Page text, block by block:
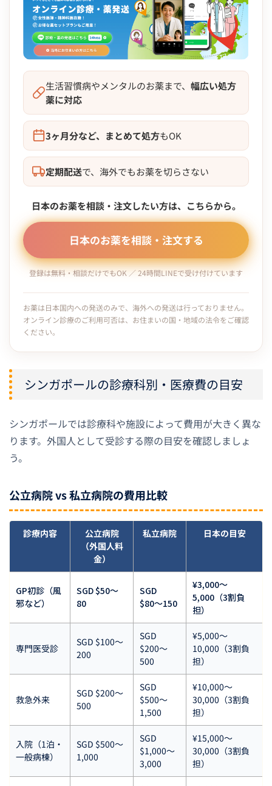
生活習慣病やメンタルのお薬まで、 幅広い処方
薬に対応
3ヶ月分など、まとめて処方もOK
定期配送で、海外でもお薬を切らさない
日本のお薬を相談・注文したい方は、こちらから。
日本のお薬を相談・注文する
登録は無料・相談だけでもOK ／ 24時間LINEで受け付けています
お薬は日本国内への発送のみで、海外への発送は行っておりません。
オンライン診療のご利用可否は、お住まいの国・地域の法令をご確認
ください。
シンガポールの診療科別・医療費の目安
シンガポールでは診療科や施設によって費用が大きく異な
ります。外国人として受診する際の目安を確認しましょ
う。
公立病院 vs 私立病院の費用比較
診療内容
公立病院
（外国人料
金）
私立病院 日本の目安
GP初診（風
邪など）
SGD $50〜
80
SGD
$80〜150
¥3,000〜
5,000（3割負
担）
専門医受診
SGD $100〜
200
SGD
$200〜
500
¥5,000〜
10,000（3割負
担）
救急外来
SGD $200〜
500
SGD
$500〜
1,500
¥10,000〜
30,000（3割負
担）
入院（1泊・
一般病棟）
SGD $500〜
1,000
SGD
$1,000〜
3,000
¥15,000〜
30,000（3割負
担）